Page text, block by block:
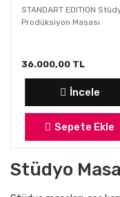
STANDART EDITION
Prodüksiyon Masası
36.000,00 TL
İncele
Sepete Ekle
Stüdyo